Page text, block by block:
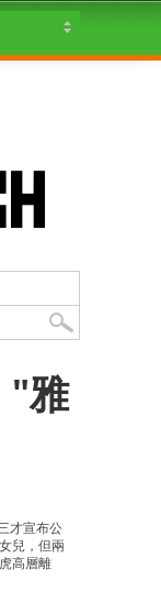
"雅
才宣布公
兒，但兩
高層離